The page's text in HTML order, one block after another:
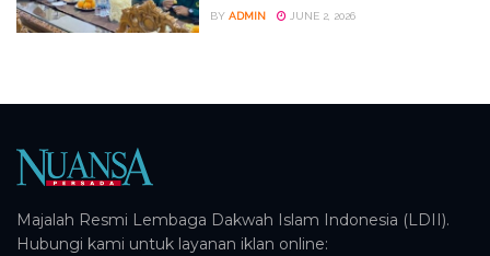
BY ADMIN JUNE 2, 2026
Majalah Resmi Lembaga Dakwah Islam Indonesia (LDII).
Hubungi kami untuk layanan iklan online: